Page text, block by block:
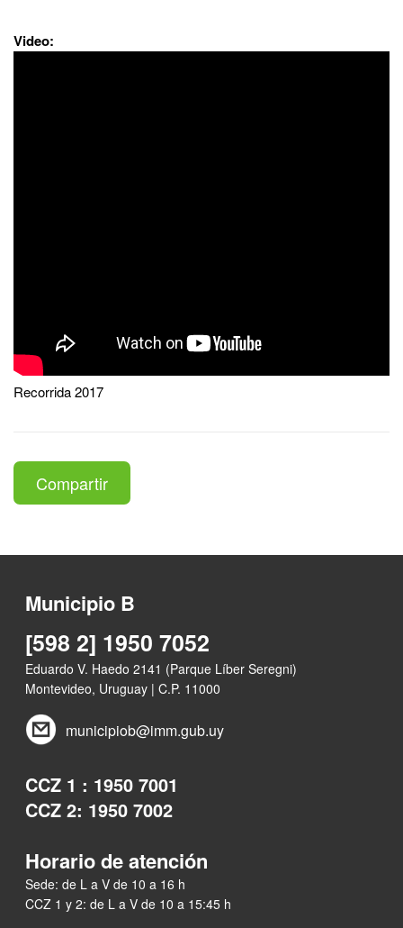
Video:
Recorrida 2017
Compartir
Municipio B
[598 2] 1950 7052
Eduardo V. Haedo 2141 (Parque Líber Seregni)
Montevideo, Uruguay | C.P. 11000
municipiob@imm.gub.uy
CCZ 1 : 1950 7001
CCZ 2: 1950 7002
Horario de atención
Sede: de L a V de 10 a 16 h
CCZ 1 y 2: de L a V de 10 a 15:45 h